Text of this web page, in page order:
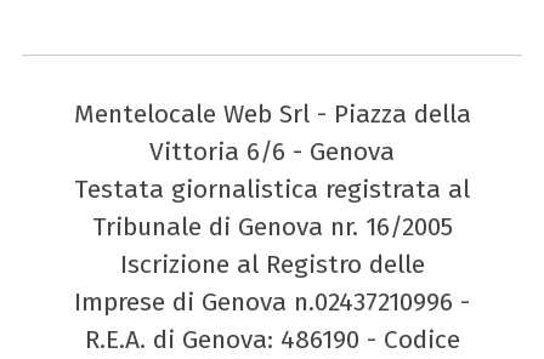
Mentelocale Web Srl - Piazza della
Vittoria 6/6 - Genova
Testata giornalistica registrata al
Tribunale di Genova nr. 16/2005
Iscrizione al Registro delle
Imprese di Genova n.02437210996 -
R.E.A. di Genova: 486190 - Codice